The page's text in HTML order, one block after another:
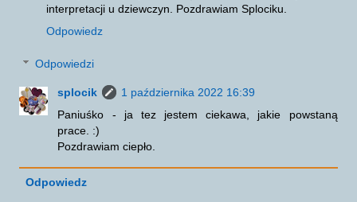
interpretacji u dziewczyn. Pozdrawiam Splociku.
Odpowiedz
Odpowiedzi
splocik
1 października 2022 16:39
Paniuśko - ja tez jestem ciekawa, jakie powstaną
prace. :)
Pozdrawiam ciepło.
Odpowiedz